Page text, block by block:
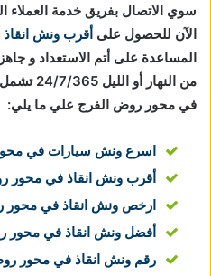
الآن للحصول على أقرب ونش
المساعدة على أتم الاستعداد و
من
في محور روض الفرج علي ما يلي:
اسرع ونش سيارات في
أقرب ونش انقاذ في محور
ارخص ونش انقاذ في محور
أفضل ونش انقاذ في محور
رقم ونش انقاذ في محور